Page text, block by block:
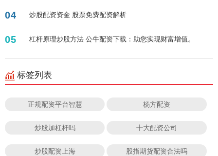
04 炒股配资资金 股票免费配资解析
05 杠杆原理炒股方法 公牛配资下载：助您实现财富增值。
标签列表
正规配资平台智慧 杨方配资
炒股加杠杆吗 十大配资公司
炒股配资上海 股指期货配资合法吗